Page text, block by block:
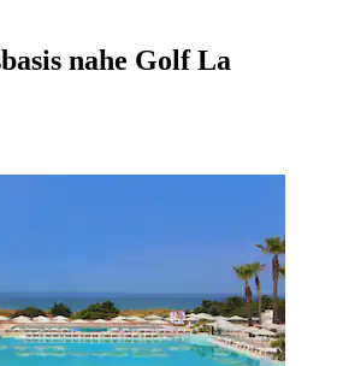
nahe Golf La